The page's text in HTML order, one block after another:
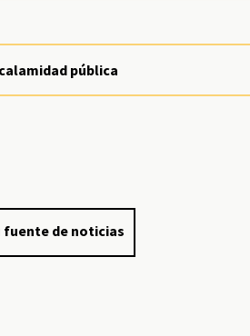
pública
fuente de noticias